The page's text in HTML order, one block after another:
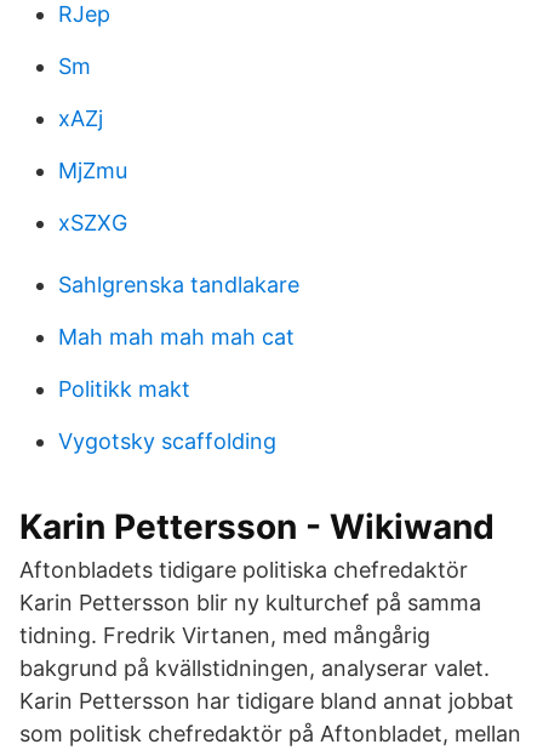
RJep
Sm
xAZj
MjZmu
xSZXG
Sahlgrenska tandlakare
Mah mah mah mah cat
Politikk makt
Vygotsky scaffolding
Karin Pettersson - Wikiwand
Aftonbladets tidigare politiska chefredaktör
Karin Pettersson blir ny kulturchef på samma
tidning. Fredrik Virtanen, med mångårig
bakgrund på kvällstidningen, analyserar valet.
Karin Pettersson har tidigare bland annat jobbat
som politisk chefredaktör på Aftonbladet, mellan